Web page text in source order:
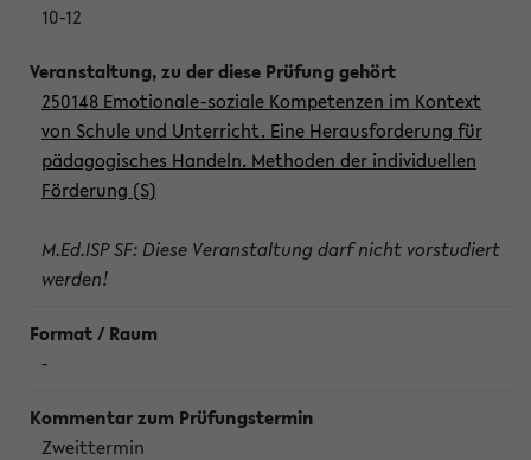
10-12
250148 Emotionale-soziale Kompetenzen im Kontext
von Schule und Unterricht. Eine Herausforderung für
pädagogisches Handeln. Methoden der individuellen
Förderung (S)
M.Ed.ISP SF: Diese Veranstaltung darf nicht vorstudiert
werden!
-
Zweittermin